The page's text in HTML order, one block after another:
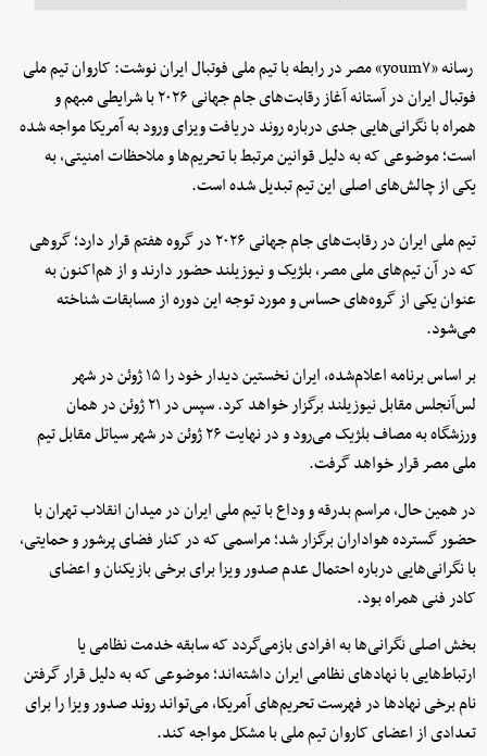
رسانه «youm۷» مصر در رابطه با تیم ملی فوتبال ایران نوشت: کاروان تیم ملی
فوتبال ایران در آستانه آغاز رقابت‌های جام جهانی ۲۰۲۶ با شرایطی مبهم و
همراه با نگرانی‌هایی جدی درباره روند دریافت ویزای ورود به آمریکا مواجه شده
است؛ موضوعی که به دلیل قوانین مرتبط با تحریم‌ها و ملاحظات امنیتی، به
یکی از چالش‌های اصلی این تیم تبدیل شده است.
تیم ملی ایران در رقابت‌های جام جهانی ۲۰۲۶ در گروه هفتم قرار دارد؛ گروهی
که در آن تیم‌های ملی مصر، بلژیک و نیوزیلند حضور دارند و از هم‌اکنون به
عنوان یکی از گروه‌های حساس و مورد توجه این دوره از مسابقات شناخته
می‌شود.
بر اساس برنامه اعلام‌شده، ایران نخستین دیدار خود را ۱۵ ژوئن در شهر
لس‌آنجلس مقابل نیوزیلند برگزار خواهد کرد. سپس در ۲۱ ژوئن در همان
ورزشگاه به مصاف بلژیک می‌رود و در نهایت ۲۶ ژوئن در شهر سیاتل مقابل تیم
ملی مصر قرار خواهد گرفت.
در همین حال، مراسم بدرقه و وداع با تیم ملی ایران در میدان انقلاب تهران با
حضور گسترده هواداران برگزار شد؛ مراسمی که در کنار فضای پرشور و حمایتی،
با نگرانی‌هایی درباره احتمال عدم صدور ویزا برای برخی بازیکنان و اعضای
کادر فنی همراه بود.
بخش اصلی نگرانی‌ها به افرادی بازمی‌گردد که سابقه خدمت نظامی یا
ارتباط‌هایی با نهادهای نظامی ایران داشته‌اند؛ موضوعی که به دلیل قرار گرفتن
نام برخی نهادها در فهرست تحریم‌های آمریکا، می‌تواند روند صدور ویزا را برای
تعدادی از اعضای کاروان تیم ملی با مشکل مواجه کند.